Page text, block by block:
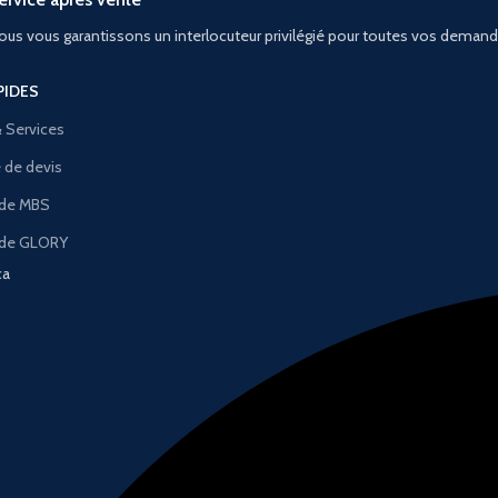
vous garantissons un interlocuteur privilégié pour toutes vos
Services
devis
MBS
GLORY